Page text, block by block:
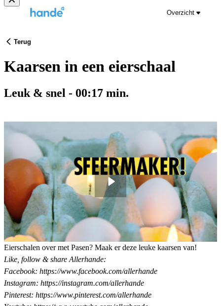
Overzicht
Terug
Kaarsen in een eierschaal
Leuk & snel - 00:17 min.
Eierschalen over met Pasen? Maak er deze leuke kaarsen van!
Like, follow & share Allerhande:
Facebook: https://www.facebook.com/allerhande
Instagram: https://instagram.com/allerhande
Pinterest: https://www.pinterest.com/allerhande